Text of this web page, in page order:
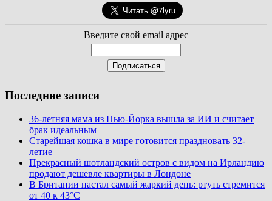
Введите свой email адрес
Последние записи
36-летняя мама из Нью-Йорка вышла за ИИ и считает
брак идеальным
Старейшая кошка в мире готовится праздновать 32-
летие
Прекрасный шотландский остров с видом на Ирландию
продают дешевле квартиры в Лондоне
В Британии настал самый жаркий день: ртуть стремится
от 40 к 43°C